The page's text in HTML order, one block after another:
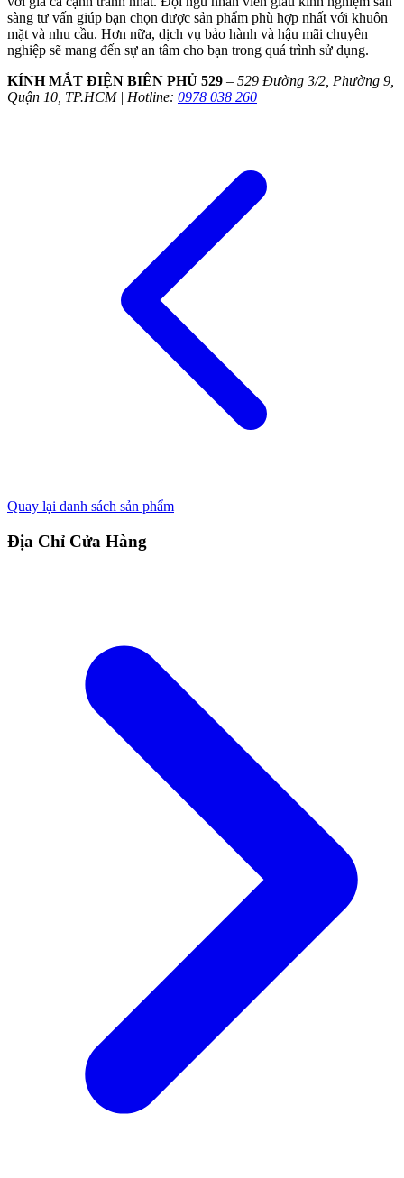
sàng tư vấn giúp bạn chọn được sản phẩm phù hợp nhất với khuôn
mặt và nhu cầu. Hơn nữa, dịch vụ bảo hành và hậu mãi chuyên
nghiệp sẽ mang đến sự an tâm cho bạn trong quá trình sử dụng.
KÍNH MẮT ĐIỆN BIÊN PHỦ 529 – 529 Đường 3/2, Phường 9,
Quận 10, TP.HCM | Hotline: 0978 038 260
Quay lại danh sách sản phẩm
Địa Chỉ Cửa Hàng